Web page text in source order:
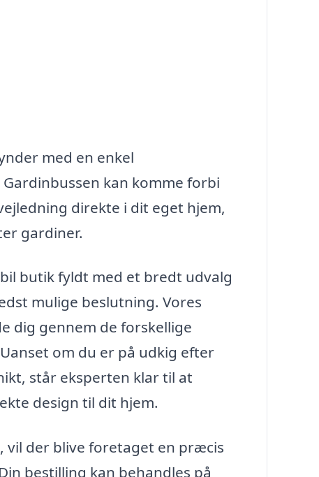
med en enkel
kan komme forbi
direkte i dit eget hjem,
gardiner.
butik fyldt med et bredt udvalg
mulige beslutning. Vores
dig gennem de forskellige
om du er på udkig efter
står eksperten klar til at
design til dit hjem.
vil der blive foretaget en præcis
bestilling kan behandles på